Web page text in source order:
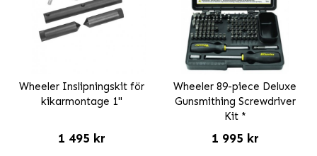
Wheeler Inslipningskit för
kikarmontage 1"
1 495 kr
Wheeler 89-piece Deluxe
Gunsmithing Screwdriver
Kit *
1 995 kr